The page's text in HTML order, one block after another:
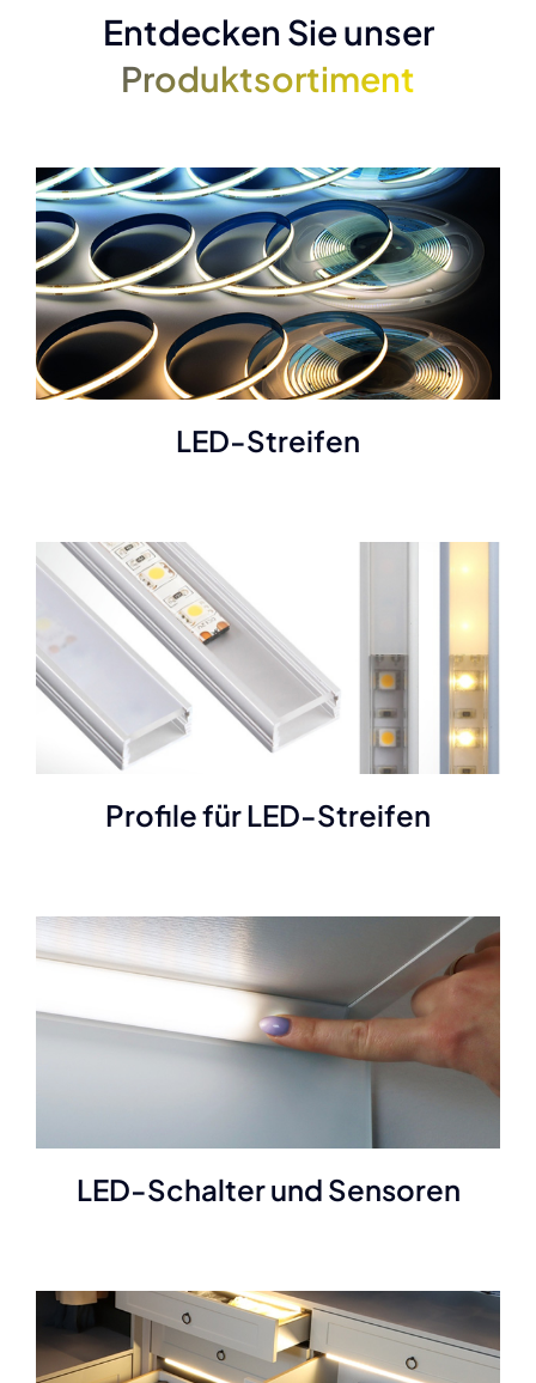
Entdecken Sie unser
Produktsortiment
LED-Streifen
Profile für LED-Streifen
LED-Schalter und Sensoren